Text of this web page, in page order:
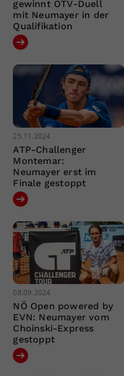
gewinnt ÖTV-Duell
mit Neumayer in der
Qualifikation
25.11.2024
ATP-Challenger
Montemar:
Neumayer erst im
Finale gestoppt
08.09.2024
NÖ Open powered by
EVN: Neumayer vom
Choinski-Express
gestoppt